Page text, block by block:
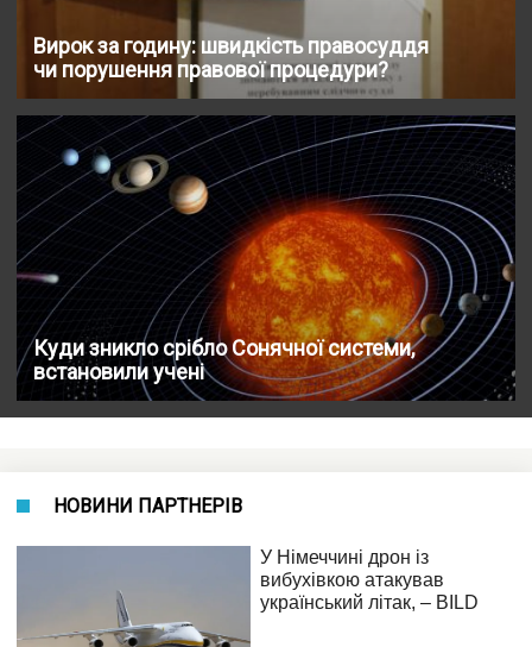
Вирок за годину: швидкість правосуддя
чи порушення правової процедури?
Куди зникло срібло Сонячної системи,
встановили учені
НОВИНИ ПАРТНЕРІВ